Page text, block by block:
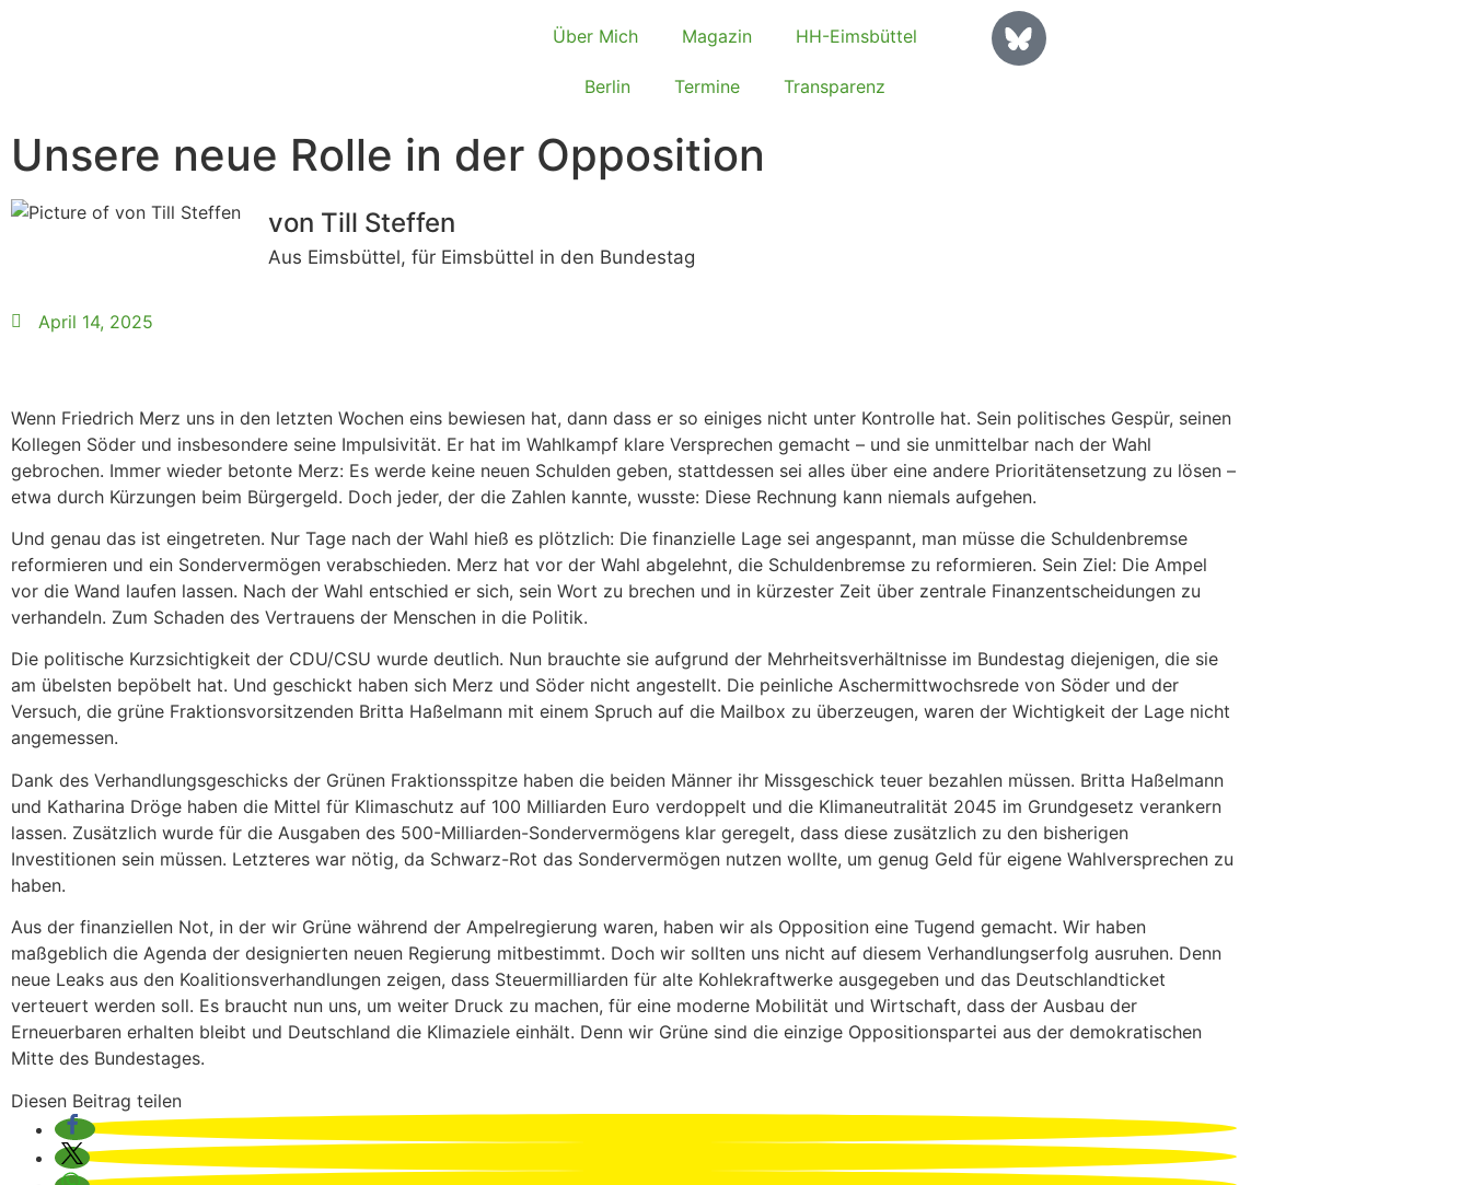
Über Mich Magazin HH-Eimsbüttel
Berlin Termine Transparenz
Unsere neue Rolle in der Opposition
von Till Steffen
Aus Eimsbüttel, für Eimsbüttel in den Bundestag
April 14, 2025
Wenn Friedrich Merz uns in den letzten Wochen eins bewiesen hat, dann dass er so einiges nicht unter Kontrolle hat. Sein politisches Gespür, seinen
Kollegen Söder und insbesondere seine Impulsivität. Er hat im Wahlkampf klare Versprechen gemacht – und sie unmittelbar nach der Wahl
gebrochen. Immer wieder betonte Merz: Es werde keine neuen Schulden geben, stattdessen sei alles über eine andere Prioritätensetzung zu lösen –
etwa durch Kürzungen beim Bürgergeld. Doch jeder, der die Zahlen kannte, wusste: Diese Rechnung kann niemals aufgehen.
Und genau das ist eingetreten. Nur Tage nach der Wahl hieß es plötzlich: Die finanzielle Lage sei angespannt, man müsse die Schuldenbremse
reformieren und ein Sondervermögen verabschieden. Merz hat vor der Wahl abgelehnt, die Schuldenbremse zu reformieren. Sein Ziel: Die Ampel
vor die Wand laufen lassen. Nach der Wahl entschied er sich, sein Wort zu brechen und in kürzester Zeit über zentrale Finanzentscheidungen zu
verhandeln. Zum Schaden des Vertrauens der Menschen in die Politik.
Die politische Kurzsichtigkeit der CDU/CSU wurde deutlich. Nun brauchte sie aufgrund der Mehrheitsverhältnisse im Bundestag diejenigen, die sie
am übelsten bepöbelt hat. Und geschickt haben sich Merz und Söder nicht angestellt. Die peinliche Aschermittwochsrede von Söder und der
Versuch, die grüne Fraktionsvorsitzenden Britta Haßelmann mit einem Spruch auf die Mailbox zu überzeugen, waren der Wichtigkeit der Lage nicht
angemessen.
Dank des Verhandlungsgeschicks der Grünen Fraktionsspitze haben die beiden Männer ihr Missgeschick teuer bezahlen müssen. Britta Haßelmann
und Katharina Dröge haben die Mittel für Klimaschutz auf 100 Milliarden Euro verdoppelt und die Klimaneutralität 2045 im Grundgesetz verankern
lassen. Zusätzlich wurde für die Ausgaben des 500-Milliarden-Sondervermögens klar geregelt, dass diese zusätzlich zu den bisherigen
Investitionen sein müssen. Letzteres war nötig, da Schwarz-Rot das Sondervermögen nutzen wollte, um genug Geld für eigene Wahlversprechen zu
haben.
Aus der finanziellen Not, in der wir Grüne während der Ampelregierung waren, haben wir als Opposition eine Tugend gemacht. Wir haben
maßgeblich die Agenda der designierten neuen Regierung mitbestimmt. Doch wir sollten uns nicht auf diesem Verhandlungserfolg ausruhen. Denn
neue Leaks aus den Koalitionsverhandlungen zeigen, dass Steuermilliarden für alte Kohlekraftwerke ausgegeben und das Deutschlandticket
verteuert werden soll. Es braucht nun uns, um weiter Druck zu machen, für eine moderne Mobilität und Wirtschaft, dass der Ausbau der
Erneuerbaren erhalten bleibt und Deutschland die Klimaziele einhält. Denn wir Grüne sind die einzige Oppositionspartei aus der demokratischen
Mitte des Bundestages.
Diesen Beitrag teilen